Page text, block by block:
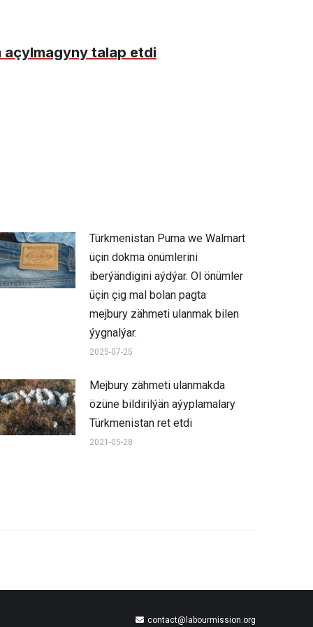
açylmagyny talap etdi
Türkmenistan Puma we Walmart
üçin dokma önümlerini
iberýändigini aýdýar. Ol önümler
üçin çig mal bolan pagta
mejbury zähmeti ulanmak bilen
ýygnalýar.
2025-07-25
Mejbury zähmeti ulanmakda
özüne bildirilýän aýyplamalary
Türkmenistan ret etdi
2021-05-28
contact@labourmission.org